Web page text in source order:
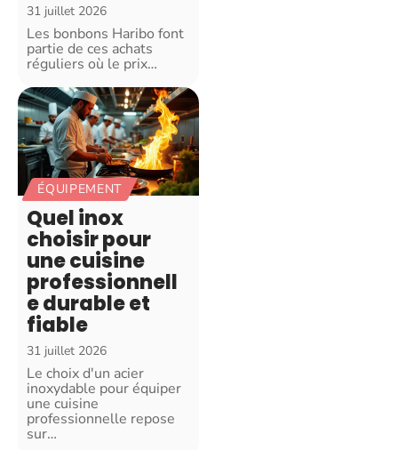
31 juillet 2026
Les bonbons Haribo font
partie de ces achats
réguliers où le prix…
ÉQUIPEMENT
Quel inox
choisir pour
une cuisine
professionnell
e durable et
fiable
31 juillet 2026
Le choix d'un acier
inoxydable pour équiper
une cuisine
professionnelle repose
sur…